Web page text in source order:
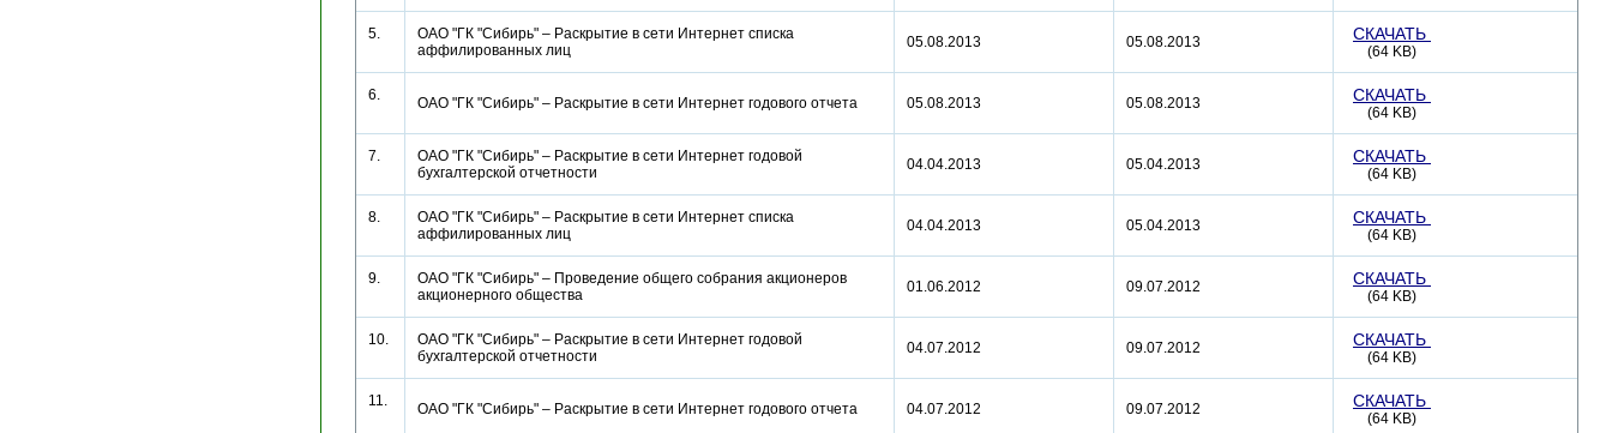
5.
ОАО "ГК "Сибирь" – Раскрытие в сети Интернет списка
аффилированных лиц
05.08.2013 05.08.2013 СКАЧАТЬ
(64 KB)
6. ОАО "ГК "Сибирь" – Раскрытие в сети Интернет годового отчета 05.08.2013 05.08.2013 СКАЧАТЬ
(64 KB)
7.
ОАО "ГК "Сибирь" – Раскрытие в сети Интернет годовой
бухгалтерской отчетности
04.04.2013 05.04.2013 СКАЧАТЬ
(64 KB)
8.
ОАО "ГК "Сибирь" – Раскрытие в сети Интернет списка
аффилированных лиц
04.04.2013 05.04.2013 СКАЧАТЬ
(64 KB)
9.
ОАО "ГК "Сибирь" – Проведение общего собрания акционеров
акционерного общества
01.06.2012 09.07.2012 СКАЧАТЬ
(64 KB)
10.
ОАО "ГК "Сибирь" – Раскрытие в сети Интернет годовой
бухгалтерской отчетности
04.07.2012 09.07.2012 СКАЧАТЬ
(64 KB)
11. ОАО "ГК "Сибирь" – Раскрытие в сети Интернет годового отчета 04.07.2012 09.07.2012 СКАЧАТЬ
(64 KB)